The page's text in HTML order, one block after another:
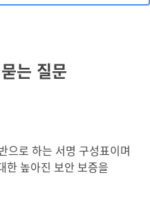
는 질문
으로 하는 서명 구성표이며
한 높아진 보안 보증을